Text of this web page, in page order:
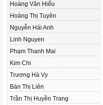
Hoàng Văn Hiếu
Hoàng Thị Tuyên
Nguyễn Hải Anh
Linh Nguyen
Phạm Thanh Mai
Kim Chi
Trương Hà Vy
Bàn Thị Liên
Trần Thị Huyền Trang